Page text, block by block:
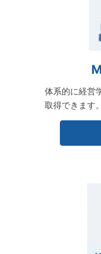
体系的に経営
取得できます。